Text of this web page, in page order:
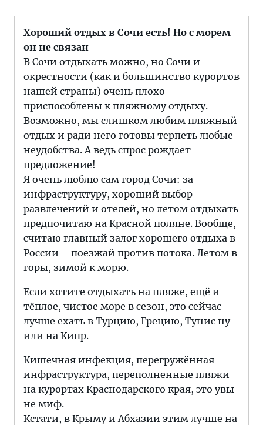
Хороший отдых в Сочи есть! Но с морем
он не связан
В Сочи отдыхать можно, но Сочи и
окрестности (как и большинство курортов
нашей страны) очень плохо
приспособлены к пляжному отдыху.
Возможно, мы слишком любим пляжный
отдых и ради него готовы терпеть любые
неудобства. А ведь спрос рождает
предложение!
Я очень люблю сам город Сочи: за
инфраструктуру, хороший выбор
развлечений и отелей, но летом отдыхать
предпочитаю на Красной поляне. Вообще,
считаю главный залог хорошего отдыха в
России – поезжай против потока. Летом в
горы, зимой к морю.
Если хотите отдыхать на пляже, ещё и
тёплое, чистое море в сезон, это сейчас
лучше ехать в Турцию, Грецию, Тунис ну
или на Кипр.
Кишечная инфекция, перегружённая
инфраструктура, переполненные пляжи
на курортах Краснодарского края, это увы
не миф.
Кстати, в Крыму и Абхазии этим лучше на